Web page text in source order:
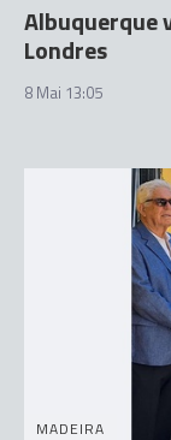
Albuquerque
Londres
8 Mai 13:05
MADEIRA